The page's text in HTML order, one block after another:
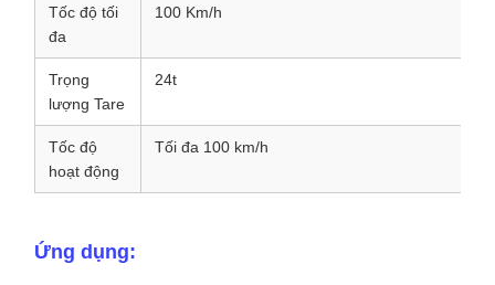
Tốc độ tối
đa
100 Km/h
Trọng
lượng Tare
24t
Tốc độ
hoạt động
Tối đa 100 km/h
Ứng dụng: